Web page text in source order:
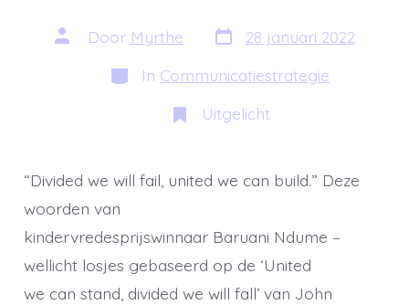
Auteur
van
Door Myrthe Berichtdatum
28 januari 2022
Categorieën
In Communicatiestrategie
Uitgelicht
“Divided we will fail, united we can build.” Deze
woorden van
kindervredesprijswinnaar Baruani Ndume –
wellicht losjes gebaseerd op de ‘United
we can stand, divided we will fall’ van John